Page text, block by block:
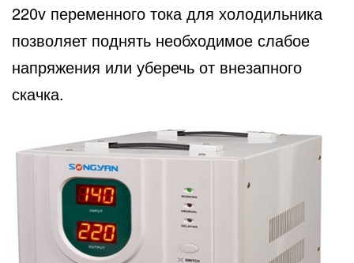
220v переменного тока для холодильника
позволяет поднять необходимое слабое
напряжения или уберечь от внезапного
скачка.